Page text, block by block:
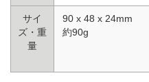
サイ
ズ・重
量
90 x 48 x 24mm
約90g